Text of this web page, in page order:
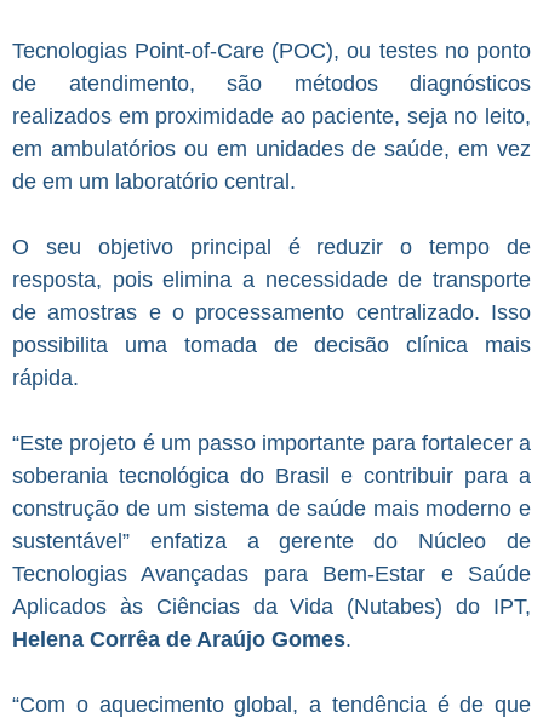
Tecnologias Point-of-Care (POC), ou testes no ponto
de atendimento, são métodos diagnósticos
realizados em proximidade ao paciente, seja no leito,
em ambulatórios ou em unidades de saúde, em vez
de em um laboratório central.
O seu objetivo principal é reduzir o tempo de
resposta, pois elimina a necessidade de transporte
de amostras e o processamento centralizado. Isso
possibilita uma tomada de decisão clínica mais
rápida.
“Este projeto é um passo importante para fortalecer a
soberania tecnológica do Brasil e contribuir para a
construção de um sistema de saúde mais moderno e
sustentável” enfatiza a gerente do Núcleo de
Tecnologias Avançadas para Bem-Estar e Saúde
Aplicados às Ciências da Vida (Nutabes) do IPT,
Helena Corrêa de Araújo Gomes.
“Com o aquecimento global, a tendência é de que